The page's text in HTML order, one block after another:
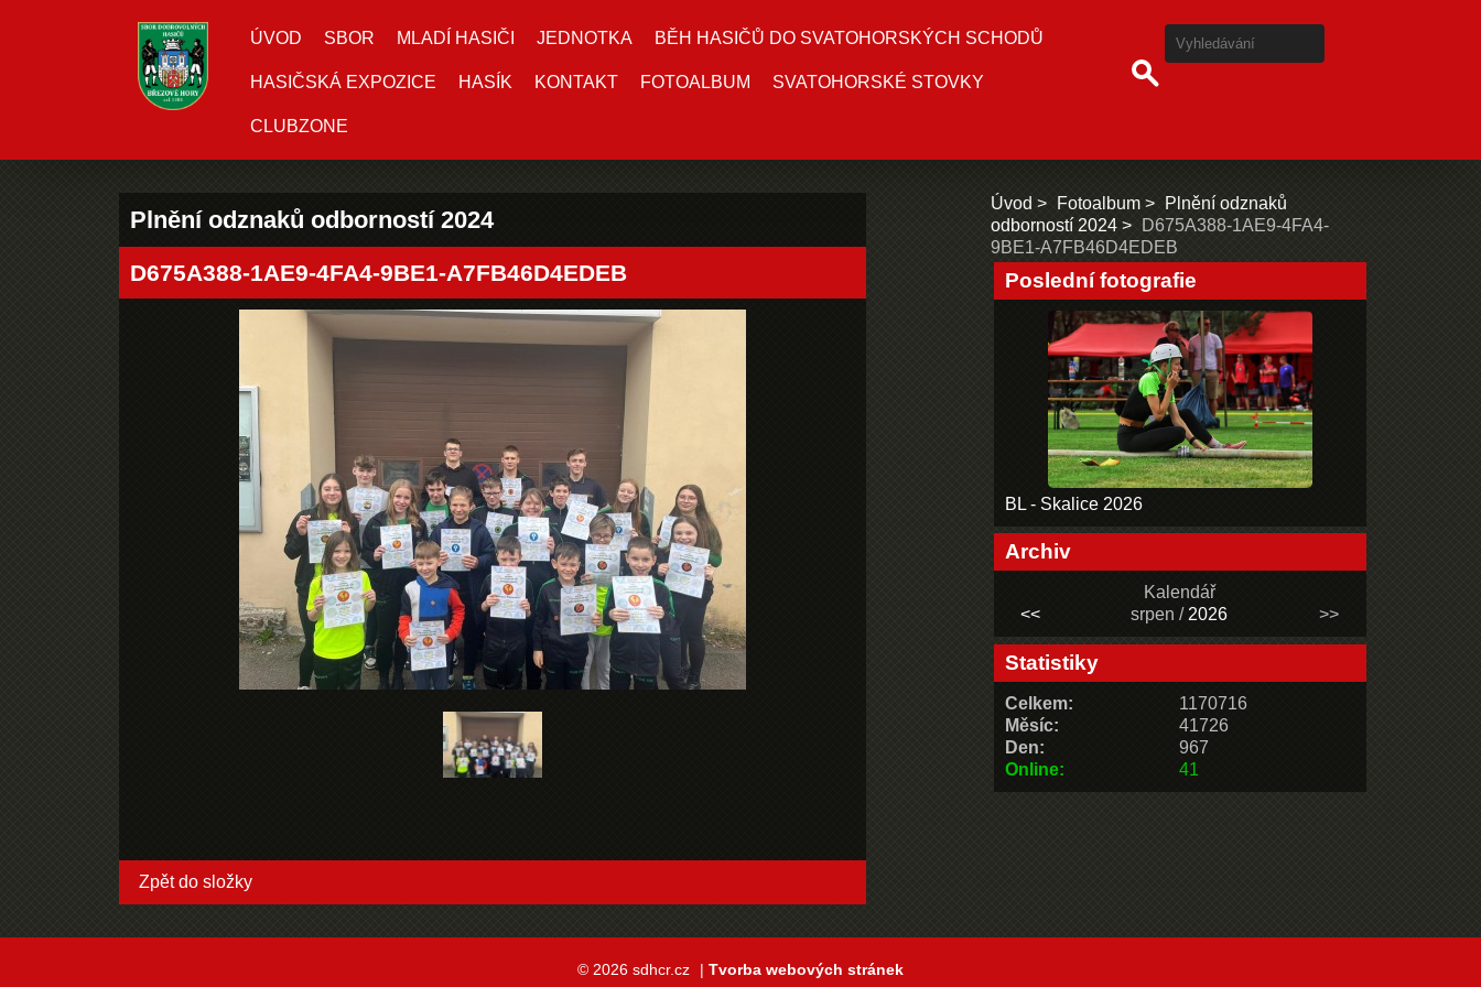
ÚVOD SBOR MLADÍ HASIČI JEDNOTKA BĚH HASIČŮ DO SVATOHORSKÝCH SCHODŮ
HASIČSKÁ EXPOZICE HASÍK KONTAKT FOTOALBUM SVATOHORSKÉ STOVKY
CLUBZONE
Plnění odznaků odborností 2024
D675A388-1AE9-4FA4-9BE1-A7FB46D4EDEB
Zpět do složky
Úvod Fotoalbum
Plnění odznaků
odborností 2024
D675A388-1AE9-4FA4-
9BE1-A7FB46D4EDEB
Poslední fotografie
BL - Skalice 2026
Archiv
Kalendář
<<
srpen / 2026 >>
Statistiky
Online: 41
Celkem:
1170716
Měsíc:
41726
Den:
967
© 2026 sdhcr.cz | Tvorba webových stránek